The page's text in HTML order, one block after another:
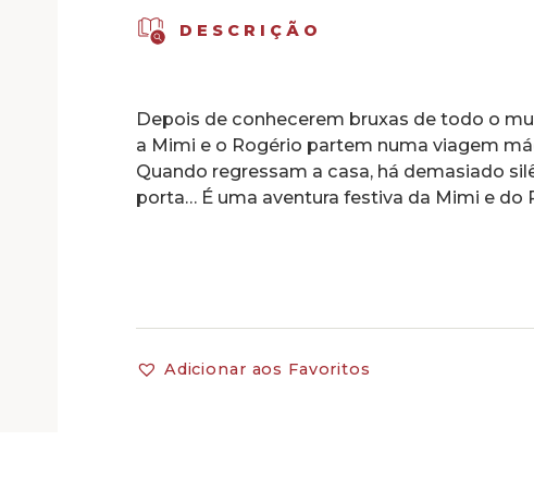
DESCRIÇÃO
Depois de conhecerem bruxas de todo o
a Mimi e o Rogério partem numa viagem
Quando regressam a casa, há demasiado
porta… É uma aventura festiva da Mimi e do
Adicionar aos Favoritos